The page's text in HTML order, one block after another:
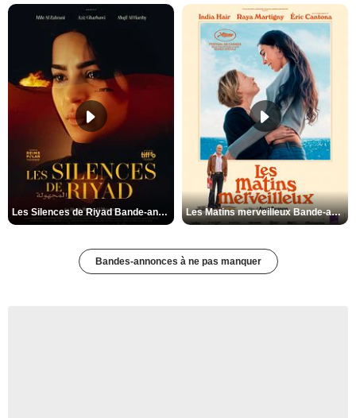
Les Silences de Riyad Bande-annonce VO STFR Les Matins merveilleux Bande-annonce VF
Bandes-annonces à ne pas manquer